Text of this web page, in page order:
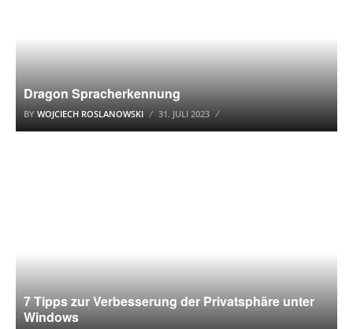
Dragon Spracherkennung
BY WOJCIECH ROSLANOWSKI 31. JULI 2023
7 Tipps zur Verbesserung der Privatsphäre unter
Windows